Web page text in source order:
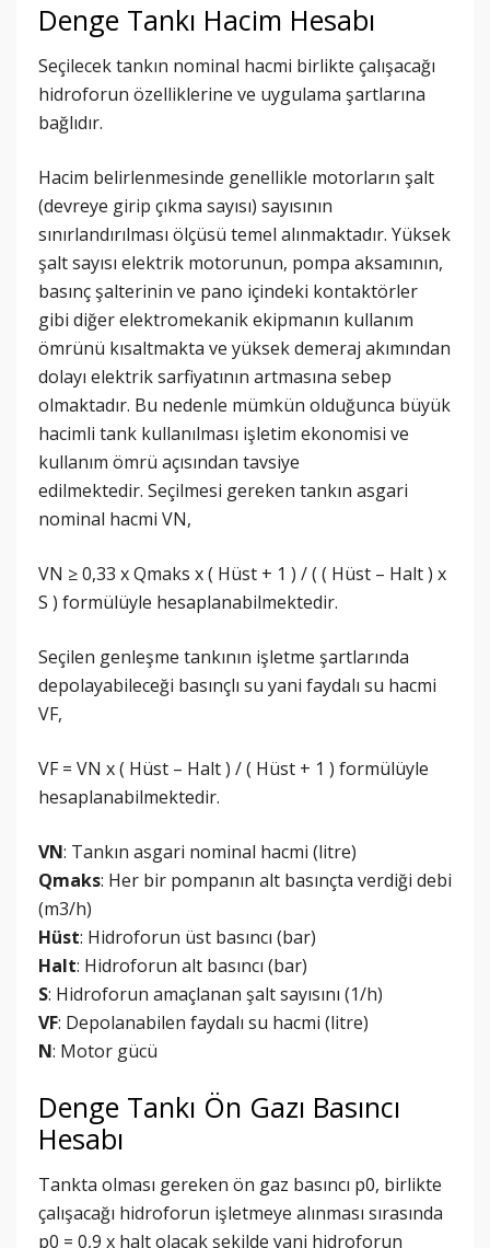
Denge Tankı Hacim Hesabı
Seçilecek tankın nominal hacmi birlikte çalışacağı
hidroforun özelliklerine ve uygulama şartlarına
bağlıdır.
Hacim belirlenmesinde genellikle motorların şalt
(devreye girip çıkma sayısı) sayısının
sınırlandırılması ölçüsü temel alınmaktadır. Yüksek
şalt sayısı elektrik motorunun, pompa aksamının,
basınç şalterinin ve pano içindeki kontaktörler
gibi diğer elektromekanik ekipmanın kullanım
ömrünü kısaltmakta ve yüksek demeraj akımından
dolayı elektrik sarfiyatının artmasına sebep
olmaktadır. Bu nedenle mümkün olduğunca büyük
hacimli tank kullanılması işletim ekonomisi ve
kullanım ömrü açısından tavsiye
edilmektedir. Seçilmesi gereken tankın asgari
nominal hacmi VN,
VN ≥ 0,33 x Qmaks x ( Hüst + 1 ) / ( ( Hüst – Halt ) x
S ) formülüyle hesaplanabilmektedir.
Seçilen genleşme tankının işletme şartlarında
depolayabileceği basınçlı su yani faydalı su hacmi
VF,
VF = VN x ( Hüst – Halt ) / ( Hüst + 1 ) formülüyle
hesaplanabilmektedir.
VN: Tankın asgari nominal hacmi (litre)
Qmaks: Her bir pompanın alt basınçta verdiği debi
(m3/h)
Hüst: Hidroforun üst basıncı (bar)
Halt: Hidroforun alt basıncı (bar)
S: Hidroforun amaçlanan şalt sayısını (1/h)
VF: Depolanabilen faydalı su hacmi (litre)
N: Motor gücü
Denge Tankı Ön Gazı Basıncı
Hesabı
Tankta olması gereken ön gaz basıncı p0, birlikte
çalışacağı hidroforun işletmeye alınması sırasında
p0 = 0,9 x halt olacak şekilde yani hidroforun